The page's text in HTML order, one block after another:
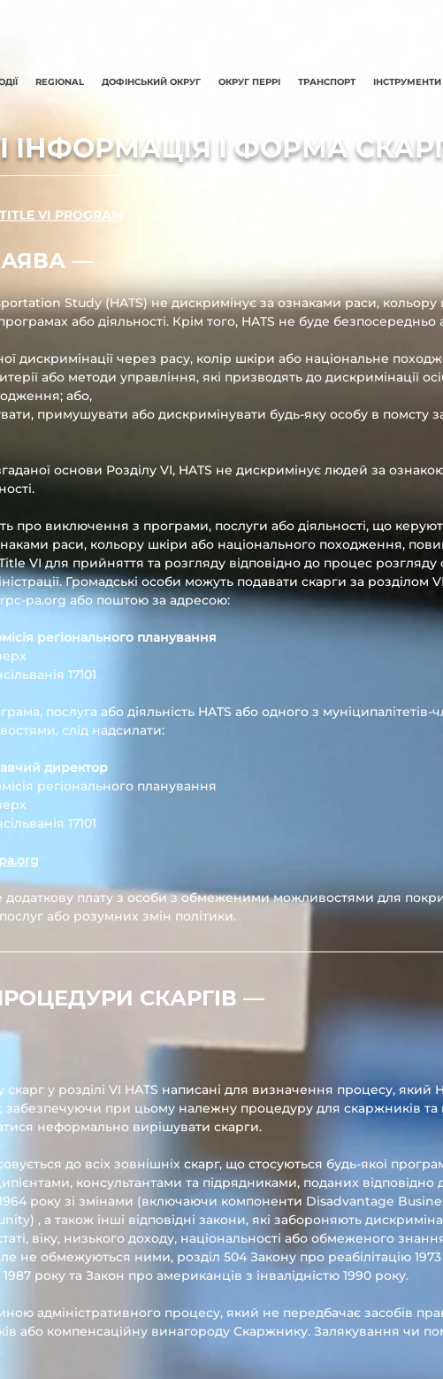
REGIONAL ДОФІНСЬКИЙ ОКРУГ ОКРУГ ПЕРРІ ТРАНСПОРТ ІНСТРУМЕНТИ
ІНФОРМАЦІЯ І ФОРМА
VI PROGRAM
––
Study (HATS) не дискримінує за ознаками раси, кольору
або діяльності. Крім того, HATS не буде безпосередньо
дискримінації через расу, колір шкіри або національне
або методи управління, які призводять до дискримінації
або,
примушувати або дискримінувати будь-яку особу в помсту
основи Розділу VI, HATS не дискримінує людей за ознакою
про виключення з програми, послуги або діяльності, що
раси, кольору шкіри або національного походження,
VI для прийняття та розгляду відповідно до процес розгляду
Громадські особи можуть подавати скарги за
pa.orgабо поштою за адресою:
регіонального планування
17101
послуга або діяльність HATS або одного з
слід надсилати:
директор
регіонального планування
17101
додаткову плату з особи з обмеженими можливостями для
або розумних змін політики.
СКАРГІВ ––
у розділі VI HATS написані для визначення процесу, який
забезпечуючи при цьому належну процедуру для скаржників та
неформально вирішувати скарги.
до всіх зовнішніх скарг, що стосуються будь-якої
консультантами та підрядниками, поданих відповідно
року зі змінами (включаючи компоненти Disadvantage
, а також інші відповідні закони, які забороняють
віку, низького доходу, національності або обмеженого
не обмежуються ними, розділ 504 Закону про реабілітацію
року та Закон про американців з інвалідністю 1990 року.
адміністративного процесу, який не передбачає засобів
або компенсаційну винагороду Скаржнику. Залякування чи